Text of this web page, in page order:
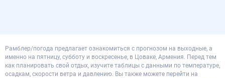
Рамблер/погода предлагает ознакомиться с прогнозом на выходные, а
именно на пятницу, субботу и воскресенье, в Цоваке, Армения. Перед тем
как планировать свой отдых, изучите таблицы с данными по температуре,
осадкам, скорости ветра и давлению. Вы также можете перейти на